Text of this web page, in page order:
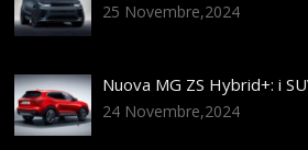
25 Novembre,2024
Nuova MG ZS Hybrid+: i
24 Novembre,2024